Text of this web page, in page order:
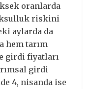
oranlarda
riskini
aylarda da
hem tarım
girdi fiyatları
girdi
4, nisanda ise